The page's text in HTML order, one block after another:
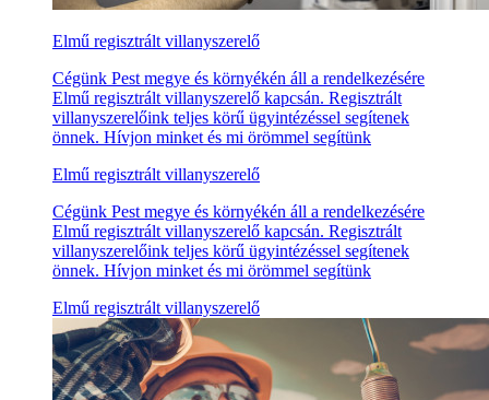
Elmű regisztrált villanyszerelő
Cégünk Pest megye és környékén áll a rendelkezésére
Elmű regisztrált villanyszerelő kapcsán. Regisztrált
villanyszerelőink teljes körű ügyintézéssel segítenek
önnek. Hívjon minket és mi örömmel segítünk
Elmű regisztrált villanyszerelő
Cégünk Pest megye és környékén áll a rendelkezésére
Elmű regisztrált villanyszerelő kapcsán. Regisztrált
villanyszerelőink teljes körű ügyintézéssel segítenek
önnek. Hívjon minket és mi örömmel segítünk
Elmű regisztrált villanyszerelő